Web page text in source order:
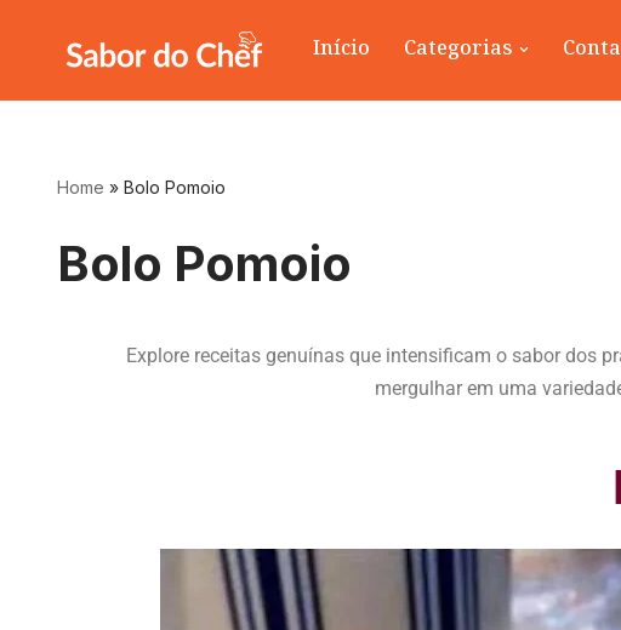
Pular
para
Início Categorias
Home » Bolo Pomoio
Bolo Pomoio
Explore receitas genuínas que intensificam o sabor dos
mergulhar em uma